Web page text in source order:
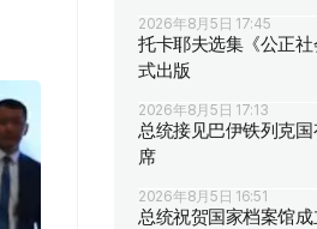
2026年8月5日 17:45
托卡耶夫选集《公正
式出版
2026年8月5日 17:13
总统接见巴伊铁列克
席
2026年8月5日 16:51
总统祝贺国家档案馆